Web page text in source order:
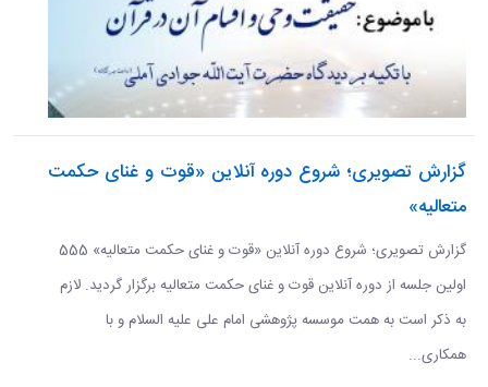
گزارش تصویری؛ شروع دوره آنلاین «قوت و غنای حکمت
متعالیه»
گزارش تصویری؛ شروع دوره آنلاین «قوت و غنای حکمت متعالیه» 555
اولین جلسه از دوره آنلاین قوت و غنای حکمت متعالیه برگزار گردید. لازم
به ذکر است به همت موسسه پژوهشی امام علی علیه السلام و با
همکاری...